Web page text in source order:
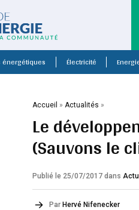
Électricité
Accueil »Actualités »
Le
(Sauvons le
Publié le 25/07/2017dans
Par Hervé Nifenecker